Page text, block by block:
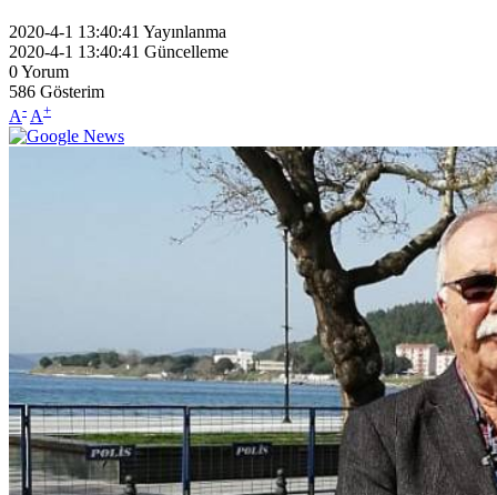
2020-4-1 13:40:41 Yayınlanma
2020-4-1 13:40:41 Güncelleme
0Yorum
586 Gösterim
A- A+